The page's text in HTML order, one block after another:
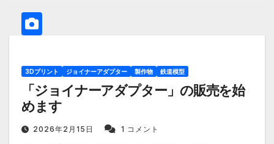
3Dプリント ジョイナーアダプター 製作物 鉄道模型
「ジョイナーアダプター」の販売を始
めます
2026年2月15日 1 コメント